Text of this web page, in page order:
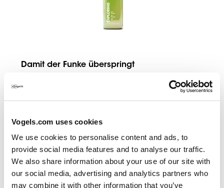
Vogels.com uses cookies
We use cookies to personalise content and ads, to
provide social media features and to analyse our traffic.
We also share information about your use of our site with
our social media, advertising and analytics partners who
may combine it with other information that you’ve
Damit der Funke überspringt
Neue Möglichkeiten entdecken. Wir sind davon
überzeugt, dass sich immer etwas verbessern lässt.
Unsere Neugier sorgt dafür, dass wir ständig nach
neuen Chancen und Herausforderungen suchen.
Nicht abwarten, sondern einfach handeln. So
bleiben wir an der Spitze.